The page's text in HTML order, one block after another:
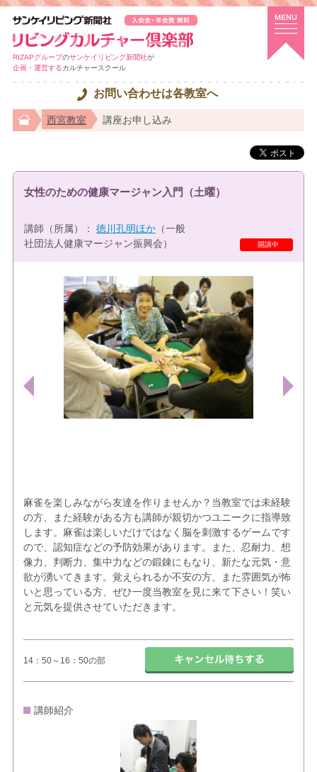
RIZAPグループのサンケイリビング新聞社が
企画・運営するカルチャースクール
お問い合わせは各教室へ
西宮教室 講座お申し込み
特選講座
開講中
女性のための健康マージャン入門（土曜）
講師（所属）： 徳川孔明ほか（一般
社団法人健康マージャン振興会）
麻雀を楽しみながら友達を作りませんか？当教室では未経験
の方、また経験がある方も講師が親切かつユニークに指導致
します。麻雀は楽しいだけではなく脳を刺激するゲームです
ので、認知症などの予防効果があります。また、忍耐力、想
像力、判断力、集中力などの鍛錬にもなり、新たな元気・意
欲が湧いてきます。覚えられるか不安の方、また雰囲気が怖
いと思っている方、ぜひ一度当教室を見に来て下さい！笑い
と元気を提供させていただきます。
14：50～16：50の部
講師紹介